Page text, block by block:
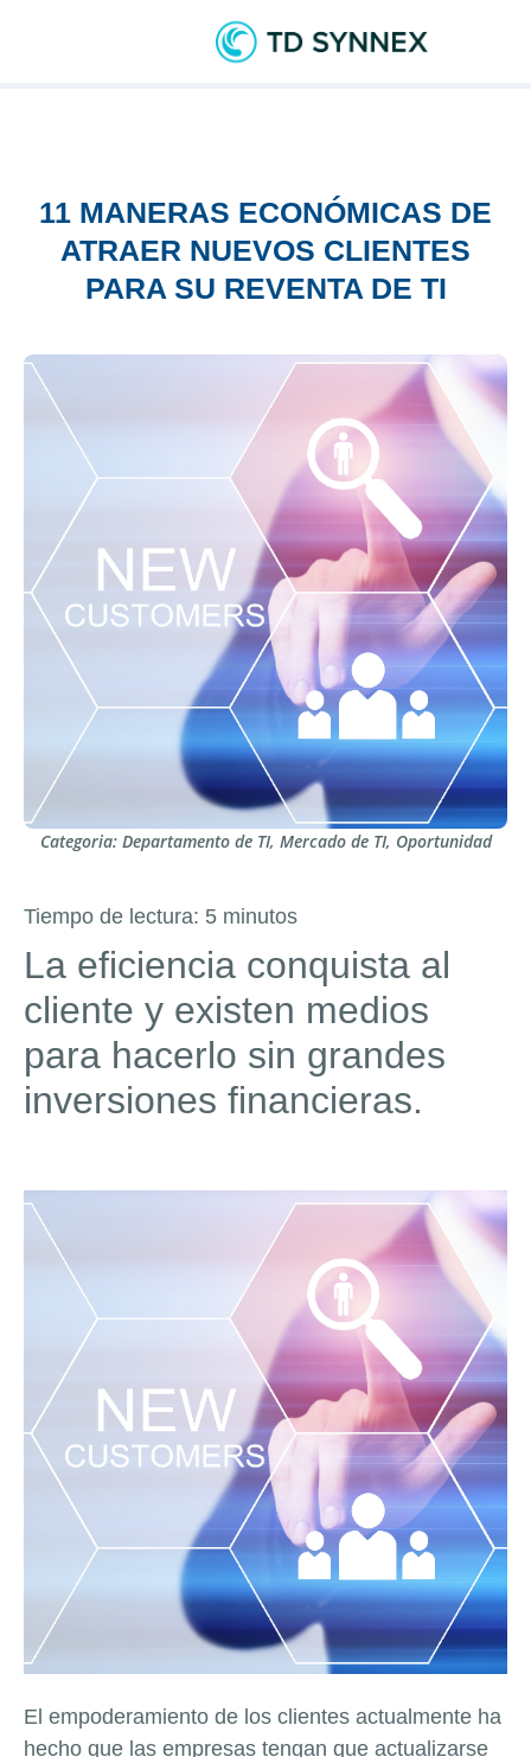
11 MANERAS ECONÓMICAS DE
ATRAER NUEVOS CLIENTES
PARA SU REVENTA DE TI
Categoria: Departamento de TI, Mercado de TI, Oportunidad
Tiempo de lectura: 5 minutos
La eficiencia conquista al
cliente y existen medios
para hacerlo sin grandes
inversiones financieras.
El empoderamiento de los clientes actualmente ha
hecho que las empresas tengan que actualizarse